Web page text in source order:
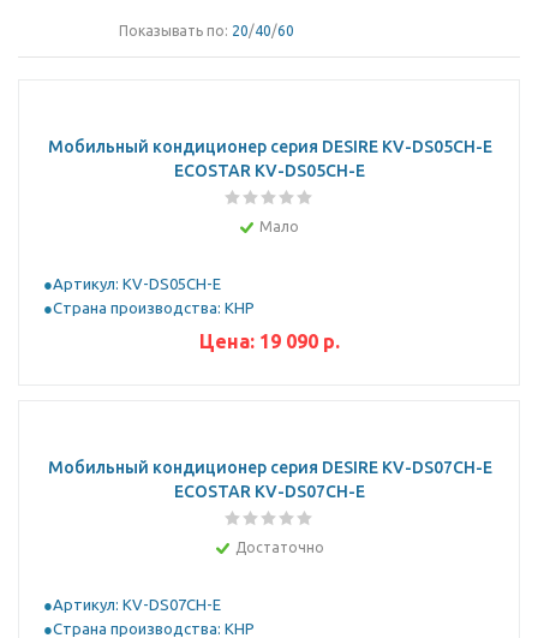
Показывать по: 20/40/60
Мобильный кондиционер серия DESIRE KV-DS05CH-E
ECOSTAR KV-DS05CH-E
Мало
Артикул: KV-DS05CH-E
Страна производства: КНР
Цена: 19 090 р.
Мобильный кондиционер серия DESIRE KV-DS07CH-E
ECOSTAR KV-DS07CH-E
Достаточно
Артикул: KV-DS07CH-E
Страна производства: КНР